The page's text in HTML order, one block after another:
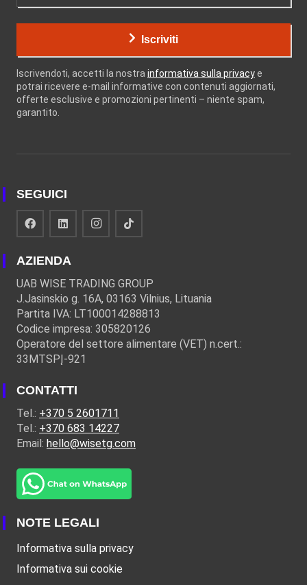
Iscriviti
Iscrivendoti, accetti la nostrainformativa sulla privacye
potrai ricevere e-mail informative con contenuti aggiornati,
offerte esclusive e promozioni pertinenti – niente spam,
garantito.
SEGUICI
AZIENDA
UAB WISE TRADING GROUP
J.Jasinskio g. 16A, 03163 Vilnius, Lituania
Partita IVA: LT100014288813
Codice impresa: 305820126
Operatore del settore alimentare (VET) n.cert.:
33MTSPĮ-921
CONTATTI
Tel.: +370 5 2601711
Tel.: +370 683 14227
Email: hello@wisetg.com
NOTE LEGALI
Informativa sulla privacy
Informativa sui cookie